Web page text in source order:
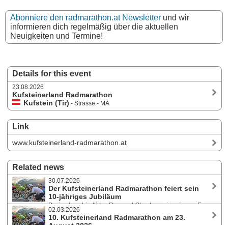
Details for this event
23.08.2026
Kufsteinerland Radmarathon
Kufstein (Tir) - Strasse - MA
Link
www.kufsteinerland-radmarathon.at
Related news
30.07.2026
Der Kufsteinerland Radmarathon feiert sein
10-jähriges Jubiläum
Drei unterschiedliche Rennrad-Strecken, eine eigene E-
Bike-Wertung und ein vielfältiges Rahmenprogramm mit Expo und
Pasta-Party werden von 21. bis 23. August 2026 angeboten. Finaler
02.03.2026
10. Kufsteinerland Radmarathon am 23.
Abonniere den radmarathon.at Newsletter und wir
informieren dich regelmäßig über die aktuellen
Neuigkeiten und Termine!